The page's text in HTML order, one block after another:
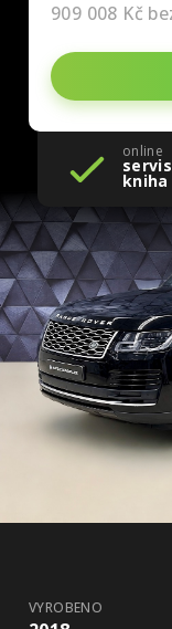
909 008 Kč
online
kniha
VYROBENO